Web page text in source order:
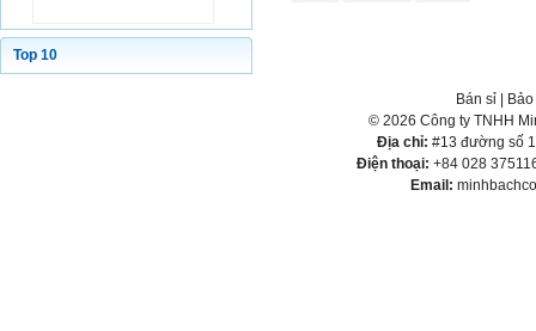
Top 10
Bán sỉ
© 2026 Công ty TNHH
Địa chỉ: #13 đường số
Điện thoại: +84 028
Email: